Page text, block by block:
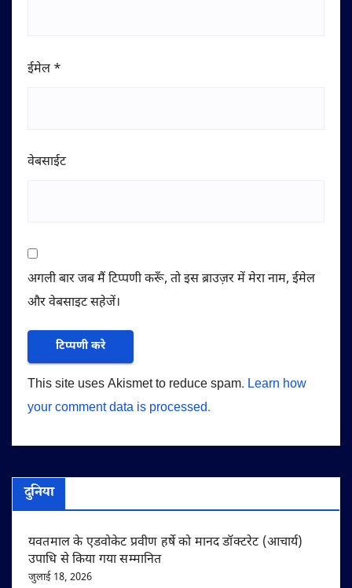
ईमेल *
वेबसाईट
अगली बार जब मैं टिप्पणी करूँ, तो इस ब्राउज़र में मेरा नाम, ईमेल
और वेबसाइट सहेजें।
This site uses Akismet to reduce spam. Learn how
your comment data is processed.
दुनिया
यवतमाल के एडवोकेट प्रवीण हर्षे को मानद डॉक्टरेट (आचार्य)
उपाधि से किया गया सम्मानित
जुलाई 18, 2026